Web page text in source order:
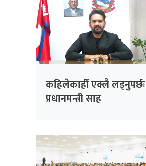
कहिलेकाहीँ एक्लै लड्नुपर्छः
प्रधानमन्त्री साह